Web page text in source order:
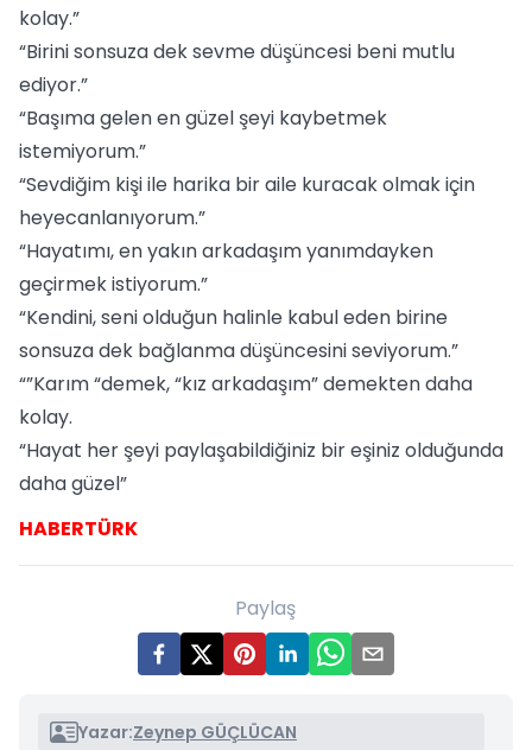
kolay.”
“Birini sonsuza dek sevme düşüncesi beni mutlu
ediyor.”
“Başıma gelen en güzel şeyi kaybetmek
istemiyorum.”
“Sevdiğim kişi ile harika bir aile kuracak olmak için
heyecanlanıyorum.”
“Hayatımı, en yakın arkadaşım yanımdayken
geçirmek istiyorum.”
“Kendini, seni olduğun halinle kabul eden birine
sonsuza dek bağlanma düşüncesini seviyorum.”
“”Karım “demek, “kız arkadaşım” demekten daha
kolay.
“Hayat her şeyi paylaşabildiğiniz bir eşiniz olduğunda
daha güzel”
HABERTÜRK
Paylaş
Yazar:Zeynep GÜÇLÜCAN